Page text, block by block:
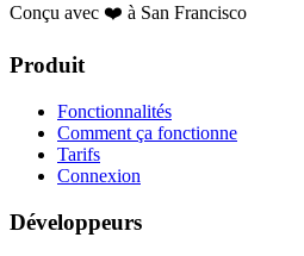
Conçu avec ❤️ à San Francisco
Produit
Fonctionnalités
Comment ça fonctionne
Tarifs
Connexion
Développeurs